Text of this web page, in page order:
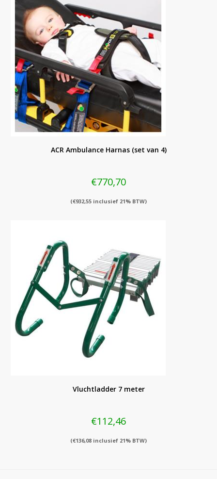
ACR Ambulance Harnas (set van 4)
€770,70
(€932,55 inclusief 21% BTW)
Vluchtladder 7 meter
€112,46
(€136,08 inclusief 21% BTW)